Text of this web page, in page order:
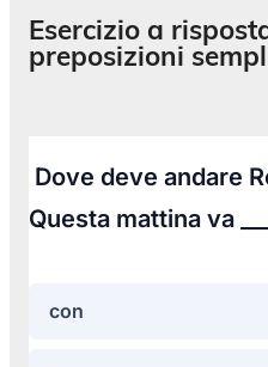
Esercizio a
preposizioni